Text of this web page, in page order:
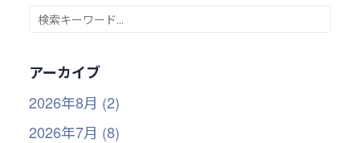
アーカイブ
2026年8月 (2)
2026年7月 (8)